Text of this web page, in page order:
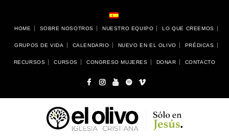
HOME SOBRE NOSOTROS NUESTRO EQUIPO LO QUE CREEMOS
GRUPOS DE VIDA CALENDARIO NUEVO EN EL OLIVO PRÉDICAS
RECURSOS CURSOS CONGRESO MUJERES DONAR CONTACTO